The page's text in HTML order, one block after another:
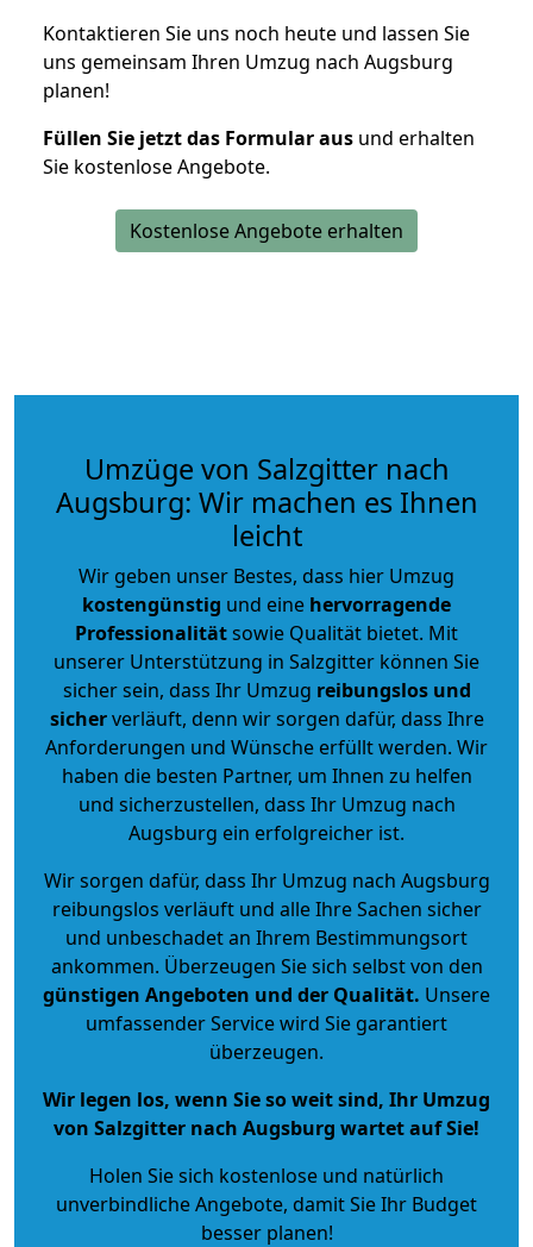
Kontaktieren Sie uns noch heute und lassen Sie
uns gemeinsam Ihren Umzug nach Augsburg
planen!
Füllen Sie jetzt das Formular aus und erhalten
Sie kostenlose Angebote.
Kostenlose Angebote erhalten
Umzüge von Salzgitter nach
Augsburg: Wir machen es Ihnen
leicht
Wir geben unser Bestes, dass hier Umzug
kostengünstig und eine hervorragende
Professionalitätsowie Qualität bietet. Mit
unserer Unterstützung in Salzgitter können Sie
sicher sein, dass Ihr Umzug reibungslos und
sicherverläuft, denn wir sorgen dafür, dass Ihre
Anforderungen und Wünsche erfüllt werden. Wir
haben die besten Partner, um Ihnen zu helfen
und sicherzustellen, dass Ihr Umzug nach
Augsburg ein erfolgreicher ist.
Wir sorgen dafür, dass Ihr Umzug nach Augsburg
reibungslos verläuft und alle Ihre Sachen sicher
und unbeschadet an Ihrem Bestimmungsort
ankommen. Überzeugen Sie sich selbst von den
günstigen Angeboten und der Qualität. Unsere
umfassender Service wird Sie garantiert
überzeugen.
Wir legen los, wenn Sie so weit sind, Ihr Umzug
von Salzgitter nach Augsburg wartet auf Sie!
Holen Sie sich kostenlose und natürlich
unverbindliche Angebote, damit Sie Ihr Budget
besser planen!